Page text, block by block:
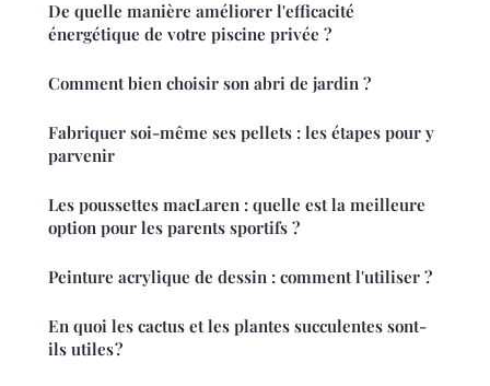
De quelle manière améliorer l'efficacité
énergétique de votre piscine privée ?
Comment bien choisir son abri de jardin ?
Fabriquer soi-même ses pellets : les étapes pour y
parvenir
Les poussettes macLaren : quelle est la meilleure
option pour les parents sportifs ?
Peinture acrylique de dessin : comment l'utiliser ?
En quoi les cactus et les plantes succulentes sont-
ils utiles ?